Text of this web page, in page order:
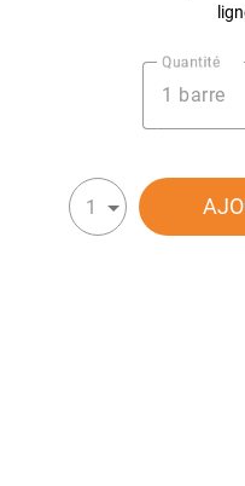
Quantité
1 barre
1